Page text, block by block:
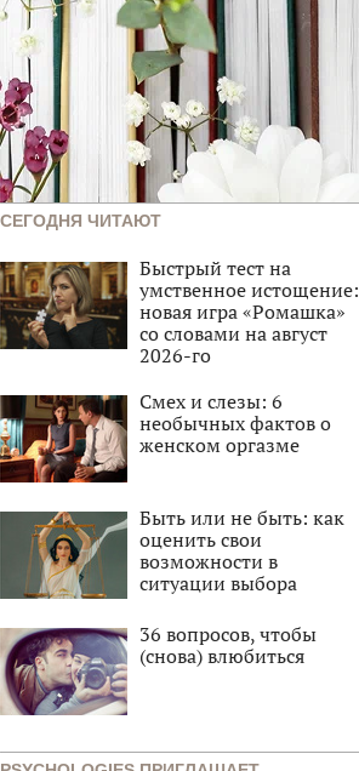
СЕГОДНЯ ЧИТАЮТ
Быстрый тест на
умственное истощение:
новая игра «Ромашка»
со словами на август
2026-го
Смех и слезы: 6
необычных фактов о
женском оргазме
Быть или не быть: как
оценить свои
возможности в
ситуации выбора
36 вопросов, чтобы
(снова) влюбиться